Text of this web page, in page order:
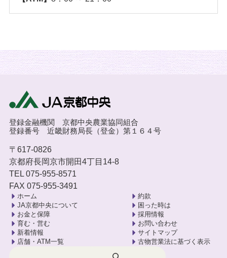
登録金融機関 京都中央農業協同組合
登録番号 近畿財務局長（登金）第１６４号
〒617-0826
京都府長岡京市開田4丁目14-8
TEL 075-955-8571
FAX 075-955-3491
ホーム
JA京都中央について
お金と保障
育む・営む
新着情報
店舗・ATM一覧
約款
困った時は
採用情報
お問い合わせ
サイトマップ
古物営業法に基づく表示